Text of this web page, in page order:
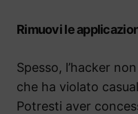
Rimuovi le
Spesso, l’hacker
che ha violato
Potresti aver